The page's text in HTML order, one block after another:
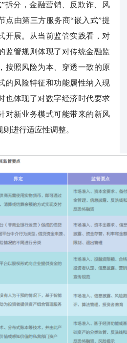
拆分，金融营销、反欺诈、风
点由第三方服务商“嵌入式”提
开展。从当前监管实践看，对
监管规则体现了对传统金融监
按照风险为本、穿透一致的原
的风险特征和功能属性纳入现
也体现了对数字经济时代要求
对新业务模式可能带来的新风
进行适应性调整。